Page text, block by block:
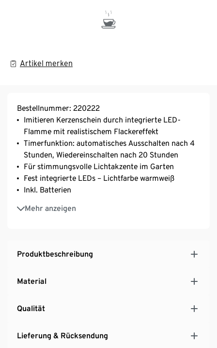
Artikel merken
Bestellnummer: 220222
Imitieren Kerzenschein durch integrierte LED-
Flamme mit realistischem Flackereffekt
Timerfunktion: automatisches Ausschalten nach 4
Stunden, Wiedereinschalten nach 20 Stunden
Für stimmungsvolle Lichtakzente im Garten
Fest integrierte LEDs – Lichtfarbe warmweiß
Inkl. Batterien
Mehr anzeigen
Spritzwassergeschützt nach IP44
Produktbeschreibung
Material
Qualität
Lieferung & Rücksendung